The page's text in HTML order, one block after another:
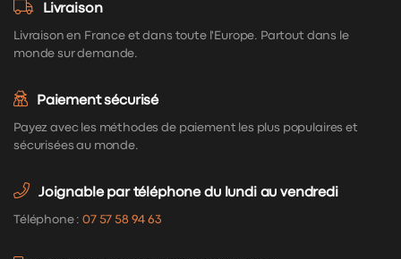
Livraison
Livraison en France et dans toute l'Europe. Partout dans le
monde sur demande.
Paiement sécurisé
Payez avec les méthodes de paiement les plus populaires et
sécurisées au monde.
Joignable par téléphone du lundi au vendredi
Téléphone :07 57 58 94 63